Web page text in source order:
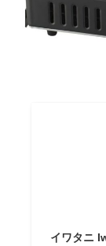
イワタニ